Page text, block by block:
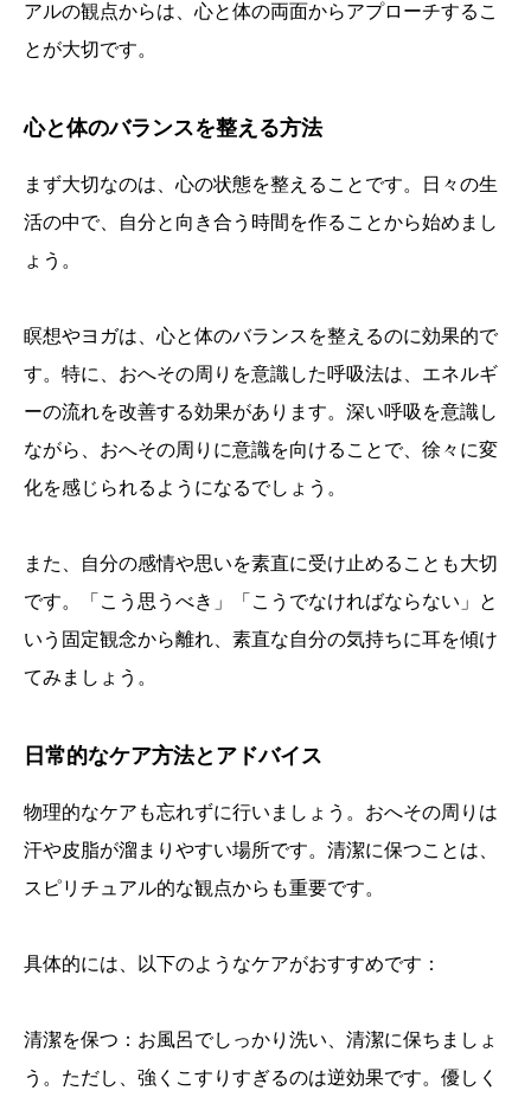
アルの観点からは、心と体の両面からアプローチするこ
とが大切です。
心と体のバランスを整える方法
まず大切なのは、心の状態を整えることです。日々の生
活の中で、自分と向き合う時間を作ることから始めまし
ょう。
瞑想やヨガは、心と体のバランスを整えるのに効果的で
す。特に、おへその周りを意識した呼吸法は、エネルギ
ーの流れを改善する効果があります。深い呼吸を意識し
ながら、おへその周りに意識を向けることで、徐々に変
化を感じられるようになるでしょう。
また、自分の感情や思いを素直に受け止めることも大切
です。「こう思うべき」「こうでなければならない」と
いう固定観念から離れ、素直な自分の気持ちに耳を傾け
てみましょう。
日常的なケア方法とアドバイス
物理的なケアも忘れずに行いましょう。おへその周りは
汗や皮脂が溜まりやすい場所です。清潔に保つことは、
スピリチュアル的な観点からも重要です。
具体的には、以下のようなケアがおすすめです：
清潔を保つ：お風呂でしっかり洗い、清潔に保ちましょ
う。ただし、強くこすりすぎるのは逆効果です。優しく